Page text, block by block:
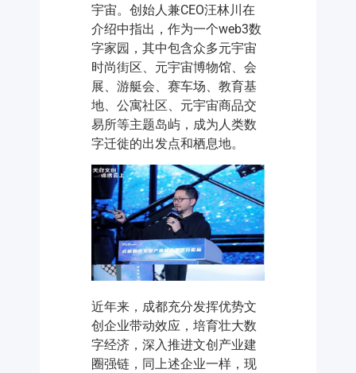
宇宙。创始人兼CEO汪林川在
介绍中指出，作为一个web3数
字家园，其中包含众多元宇宙
时尚街区、元宇宙博物馆、会
展、游艇会、赛车场、教育基
地、公寓社区、元宇宙商品交
易所等主题岛屿，成为人类数
字迁徙的出发点和栖息地。
近年来，成都充分发挥优势文
创企业带动效应，培育壮大数
字经济，深入推进文创产业建
圈强链，同上述企业一样，现